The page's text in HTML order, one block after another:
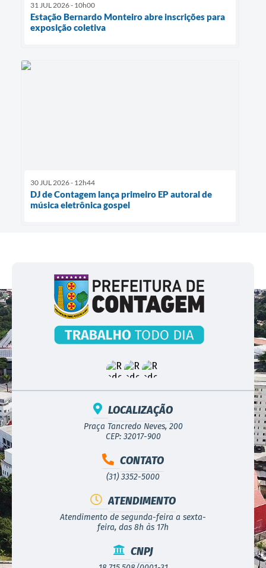
31 JUL 2026 - 10h00
Estação Bernardo Monteiro abre inscrições para
exposição coletiva
30 JUL 2026 - 12h44
DJ de Contagem lança primeiro EP autoral de
música eletrônica gospel
LOCALIZAÇÃO
Praça Tancredo Neves, 200
CEP: 32017-900
CONTATO
(31) 3352-5000
ATENDIMENTO
Atendimento de segunda-feira a sexta-
feira, das 8h às 17h
CNPJ